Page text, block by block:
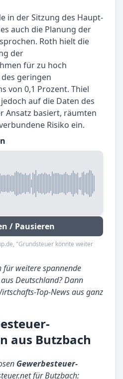
in der Sitzung des Haupt-
auch die Planung der
Roth hielt die
der
für zu hoch
geringen
von 0,1 Prozent. Thiel
auf die Daten des
Ansatz basiert, räumten
Risiko ein.
/ Pausieren
"Grundsteuer könnte weiter
für weitere spannende
Deutschland? Dann
Top-News aus ganz
aus Butzbach
Gewerbesteuer-
für Butzbach: